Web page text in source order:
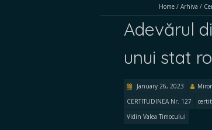
Home / Arhiva /
Adevărul
unui stat
January 26, 2023
CERTITUDINEA Nr. 127
Vidin Valea Timocului